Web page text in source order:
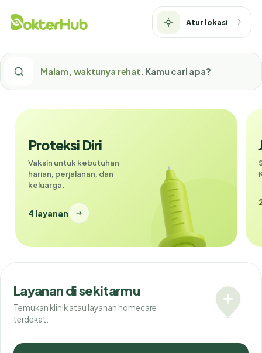
Atur lokasi
Malam, waktunya rehat. Kamu cari apa?
Proteksi Diri
Vaksin untuk kebutuhan
harian, perjalanan, dan
keluarga.
4 layanan
Layanan di sekitarmu
Temukan klinik atau layanan homecare
terdekat.